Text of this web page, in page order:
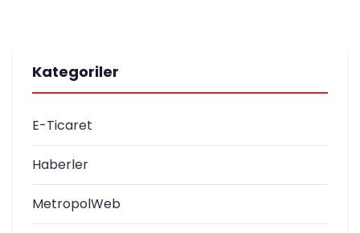
Kategoriler
E-Ticaret
Haberler
MetropolWeb